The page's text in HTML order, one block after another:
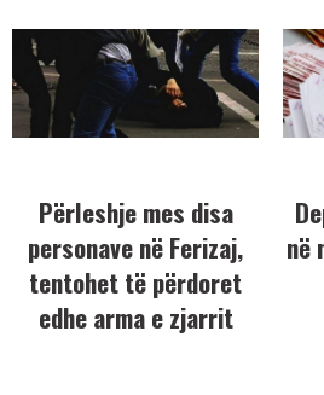
Përleshje mes disa
personave në Ferizaj,
tentohet të përdoret
edhe arma e zjarrit
në